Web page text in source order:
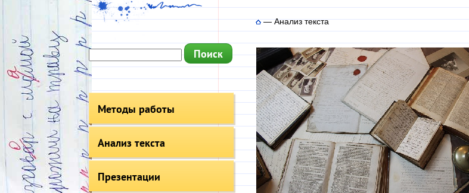
Методы работы
Анализ текста
Презентации
—Анализ текста